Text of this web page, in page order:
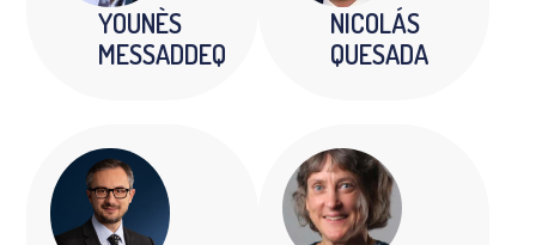
YOUNÈS
MESSADDEQ
NICOLÁS
QUESADA